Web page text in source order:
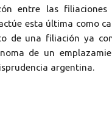
entre las
esta última como
de una filiación ya
de un
argentina.